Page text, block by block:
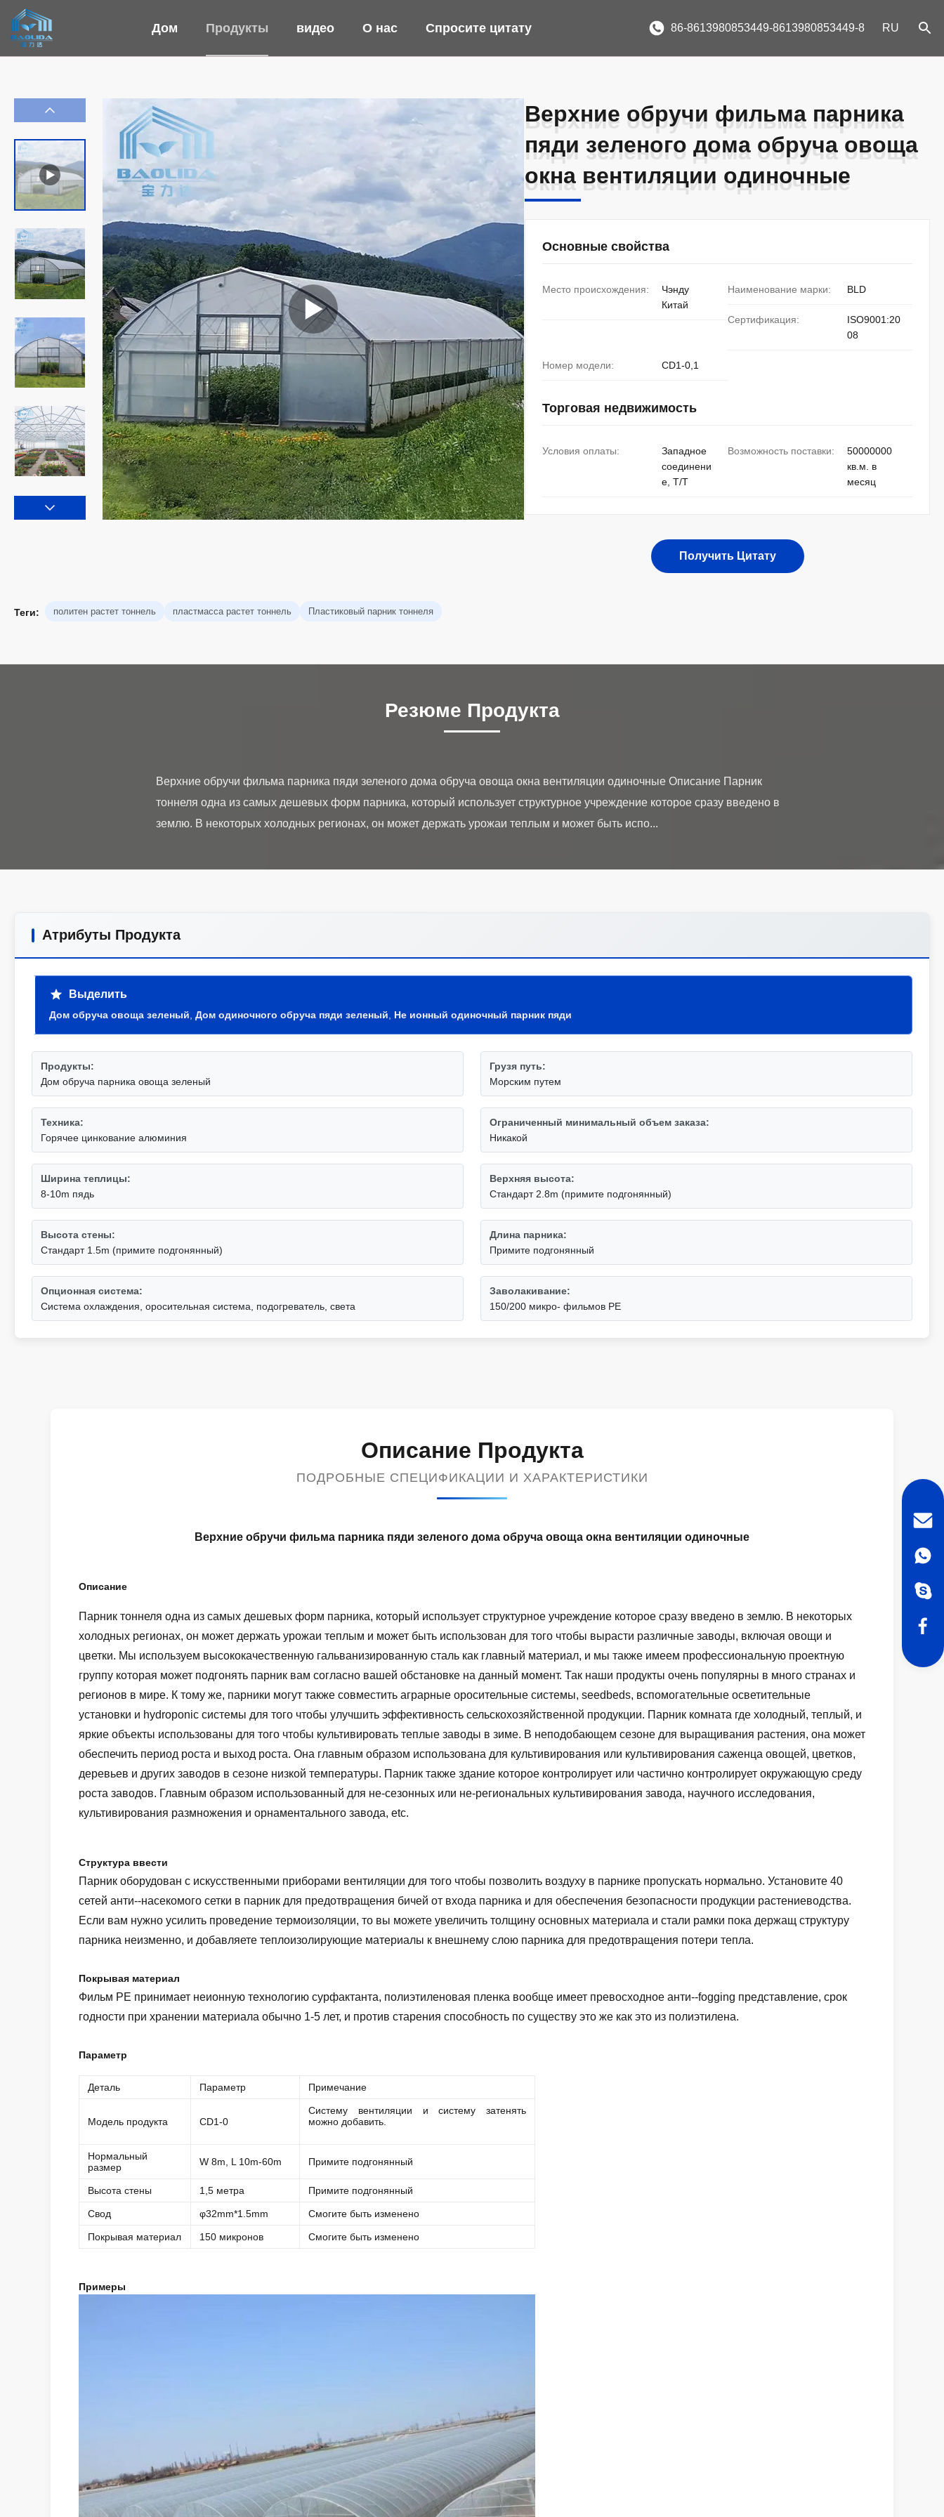
Дом Продукты видео О нас Спросите цитату 86-8613980853449-8613980853449-8 RU
Верхние обручи фильма парника
пяди зеленого дома обруча овоща
окна вентиляции одиночные
Верхние обручи фильма парника
пяди зеленого дома обруча овоща
окна вентиляции одиночные
Основные свойства
Место происхождения:
Чэнду
Китай
Наименование марки: BLD
Сертификация:
ISO9001:20
08
Номер модели: CD1-0,1
Торговая недвижимость
Условия оплаты:
Западное
соединени
е, T/T
Возможность поставки:
50000000
кв.м. в
месяц
Получить Цитату
Теги: политен растет тоннель пластмасса растет тоннель Пластиковый парник тоннеля
Резюме Продукта
Верхние обручи фильма парника пяди зеленого дома обруча овоща окна вентиляции одиночные Описание Парник
тоннеля одна из самых дешевых форм парника, который использует структурное учреждение которое сразу введено в
Атрибуты Продукта
Выделить
Дом обруча овоща зеленый Дом одиночного обруча пяди зеленый Не ионный одиночный парник пяди
Продукты:
Дом обруча парника овоща зеленый
Грузя путь:
Морским путем
Техника:
Горячее цинкование алюминия
Ограниченный минимальный объем заказа:
Никакой
Ширина теплицы:
8-10m пядь
Верхняя высота:
Стандарт 2.8m (примите подгонянный)
Высота стены:
Стандарт 1.5m (примите подгонянный)
Длина парника:
Примите подгонянный
Опционная система:
Система охлаждения, оросительная система, подогреватель, света
Заволакивание:
150/200 микро- фильмов PE
Описание Продукта
ПОДРОБНЫЕ СПЕЦИФИКАЦИИ И ХАРАКТЕРИСТИКИ
Верхние обручи фильма парника пяди зеленого дома обруча овоща окна вентиляции одиночные
Описание
Парник тоннеля одна из самых дешевых форм парника, который использует структурное учреждение которое сразу введено в землю. В некоторых
холодных регионах, он может держать урожаи теплым и может быть использован для того чтобы вырасти различные заводы, включая овощи и
цветки. Мы используем высококачественную гальванизированную сталь как главный материал, и мы также имеем профессиональную проектную
группу которая может подгонять парник вам согласно вашей обстановке на данный момент. Так наши продукты очень популярны в много странах и
регионов в мире. К тому же, парники могут также совместить аграрные оросительные системы, seedbeds, вспомогательные осветительные
установки и hydroponic системы для того чтобы улучшить эффективность сельскохозяйственной продукции. Парник комната где холодный, теплый, и
яркие объекты использованы для того чтобы культивировать теплые заводы в зиме. В неподобающем сезоне для выращивания растения, она может
обеспечить период роста и выход роста. Она главным образом использована для культивирования или культивирования саженца овощей, цветков,
деревьев и других заводов в сезоне низкой температуры. Парник также здание которое контролирует или частично контролирует окружающую среду
роста заводов. Главным образом использованный для не-сезонных или не-региональных культивирования завода, научного исследования,
культивирования размножения и орнаментального завода, etc.
Структура ввести
Парник оборудован с искусственными приборами вентиляции для того чтобы позволить воздуху в парнике пропускать нормально. Установите 40
сетей анти--насекомого сетки в парник для предотвращения бичей от входа парника и для обеспечения безопасности продукции растениеводства.
Если вам нужно усилить проведение термоизоляции, то вы можете увеличить толщину основных материала и стали рамки пока держащ структуру
парника неизменно, и добавляете теплоизолирующие материалы к внешнему слою парника для предотвращения потери тепла.
Покрывая материал
Фильм PE принимает неионную технологию сурфактанта, полиэтиленовая пленка вообще имеет превосходное анти--fogging представление, срок
годности при хранении материала обычно 1-5 лет, и против старения способность по существу это же как это из полиэтилена.
Параметр
Деталь Параметр Примечание
Модель продукта CD1-0
Систему вентиляции и систему затенять
можно добавить.
Нормальный
размер
W 8m, L 10m-60m Примите подгонянный
Высота стены 1,5 метра Примите подгонянный
Свод φ32mm*1.5mm Смогите быть изменено
Покрывая материал 150 микронов Смогите быть изменено
Примеры